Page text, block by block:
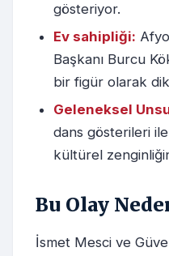
gösteriyor.
Ev sahipliği:
Başkanı Burcu
bir figür olarak
Geleneksel
dans gösterileri
kültürel
Bu Olay
İsmet Mesci ve